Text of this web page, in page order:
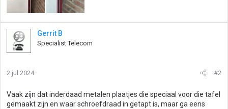
Gerrit B
Specialist Telecom
2 jul 2024 #2
Vaak zijn dat inderdaad metalen plaatjes die speciaal voor die tafel
gemaakt zijn en waar schroefdraad in getapt is, maar ga eens